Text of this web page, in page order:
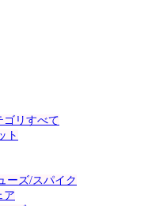
ゴリすべて
ト
ーズ/スパイク
ア